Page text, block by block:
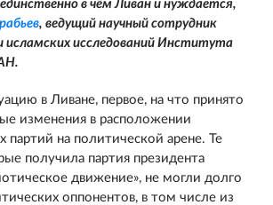
в чём Ливан и нуждается,
, ведущий научный сотрудник
исламских исследований Института
в Ливане, первое, на что принято
изменения в расположении
партий на политической арене. Те
получила партия президента
движение», не могли долго
оппонентов, в том числе из